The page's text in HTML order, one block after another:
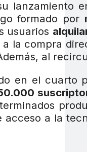
lanzamiento
formado por
usuarios
la compra
al
en el cuarto
acceso a la